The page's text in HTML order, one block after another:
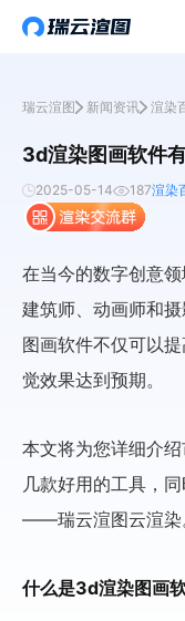
瑞云渲图 新闻资讯 渲染
3d渲染图画软件
2025-05-14 187渲染
在当今的数字创意领
建筑师、动画师和
图画软件不仅可以
觉效果达到预期。
本文将为您详细介
几款好用的工具，
——瑞云渲图云渲染
什么是3d渲染图画